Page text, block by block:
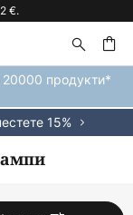
€.
20000 продукти*
15%